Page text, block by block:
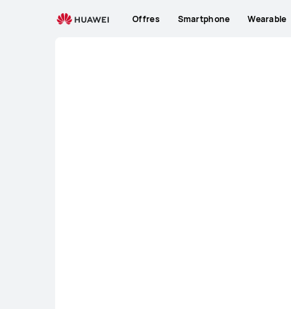
Offres Smartphone Wearable